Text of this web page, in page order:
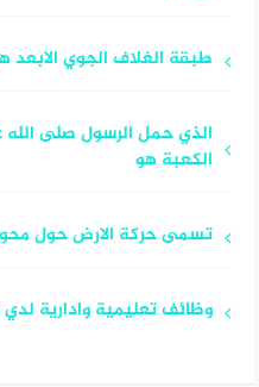
طبقة الغلاف الجوي
الذي حمل الرسول صلى
الكعبة هو
تسمى حركة الارض حول
وظائف تعليمية وادارية